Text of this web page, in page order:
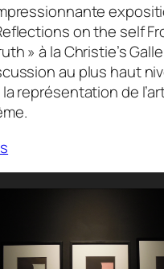
on the self
» à la Christie’s
au plus haut
représentation de